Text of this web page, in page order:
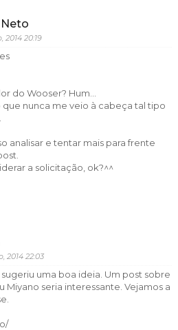
2014 20:19
do Wooser? Hum...
que nunca me veio à cabeça tal tipo
analisar e tentar mais para frente
a solicitação, ok?^^
2014 22:03
sugeriu uma boa ideia. Um post sobre
Miyano seria interessante. Vejamos a